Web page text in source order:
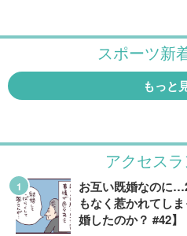
アクセス
お互い既婚なのに
もなく惹かれてし
婚したのか？ #42】